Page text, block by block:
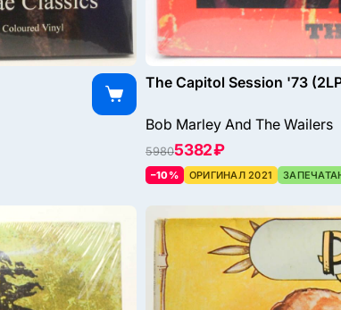
The Capitol Session '73
Bob Marley And The Wailers
59805382 ₽
–10% ОРИГИНАЛ 2021